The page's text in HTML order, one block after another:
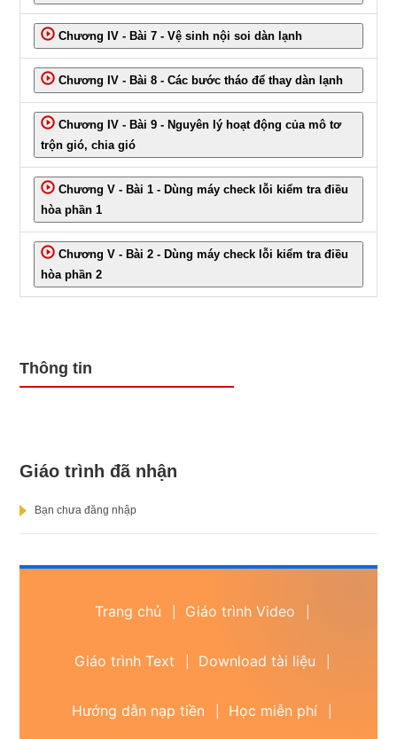
Chương IV - Bài 7 - Vệ sinh nội soi dàn lạnh
Chương IV - Bài 8 - Các bước tháo để thay dàn lạnh
Chương IV - Bài 9 - Nguyên lý hoạt động của mô tơ
trộn gió, chia gió
Chương V - Bài 1 - Dùng máy check lỗi kiểm tra điều
hòa phần 1
Chương V - Bài 2 - Dùng máy check lỗi kiểm tra điều
hòa phần 2
Thông tin
Giáo trình đã nhận
Bạn chưa đăng nhập
Trang chủ Giáo trình Video
Giáo trình Text Download tài liệu
Hướng dẫn nạp tiền Học miễn phí